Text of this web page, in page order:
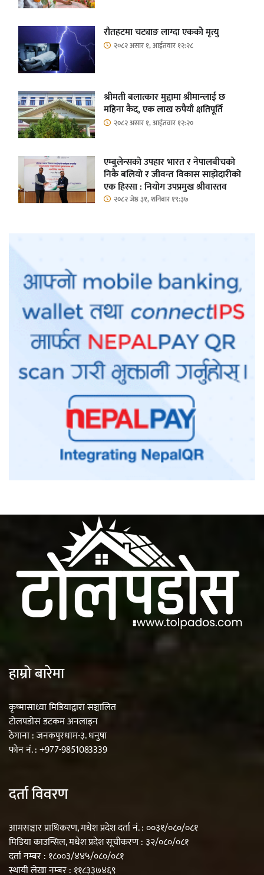
रौतहटमा चट्याङ लाग्दा एककोे मृत्यु
२०८२ असार १, आईतवार १२:२८
श्रीमती बलात्कार मुद्दामा श्रीमान्लाई छ
महिना कैद, एक लाख रुपैयाँ क्षतिपूर्ति
२०८२ असार १, आईतवार १२:२०
एम्बुलेन्सको उपहार भारत र नेपालबीचको
निकै बलियो र जीवन्त विकास साझेदारीको
एक हिस्सा : नियोग उपप्रमुख श्रीवास्तव
२०८२ जेष्ठ ३१, शनिबार १९:३७
हाम्रो बारेमा
कृष्मासाध्या मिडियाद्वारा सञ्चालित
टोलपडोस डटकम अनलाइन
ठेगाना : जनकपुरधाम-३. धनुषा
फोन नं. : +977-9851083339
दर्ता विवरण
आमसञ्चार प्राधिकरण, मधेश प्रदेश दर्ता नं. : ००३१/०८०/०८१
मिडिया काउन्सिल, मधेश प्रदेश सूचीकरण : ३२/०८०/०८१
दर्ता नम्बर : १८००३/४४५/०८०/०८१
स्थायी लेखा नम्बर : ११८३३७४६९